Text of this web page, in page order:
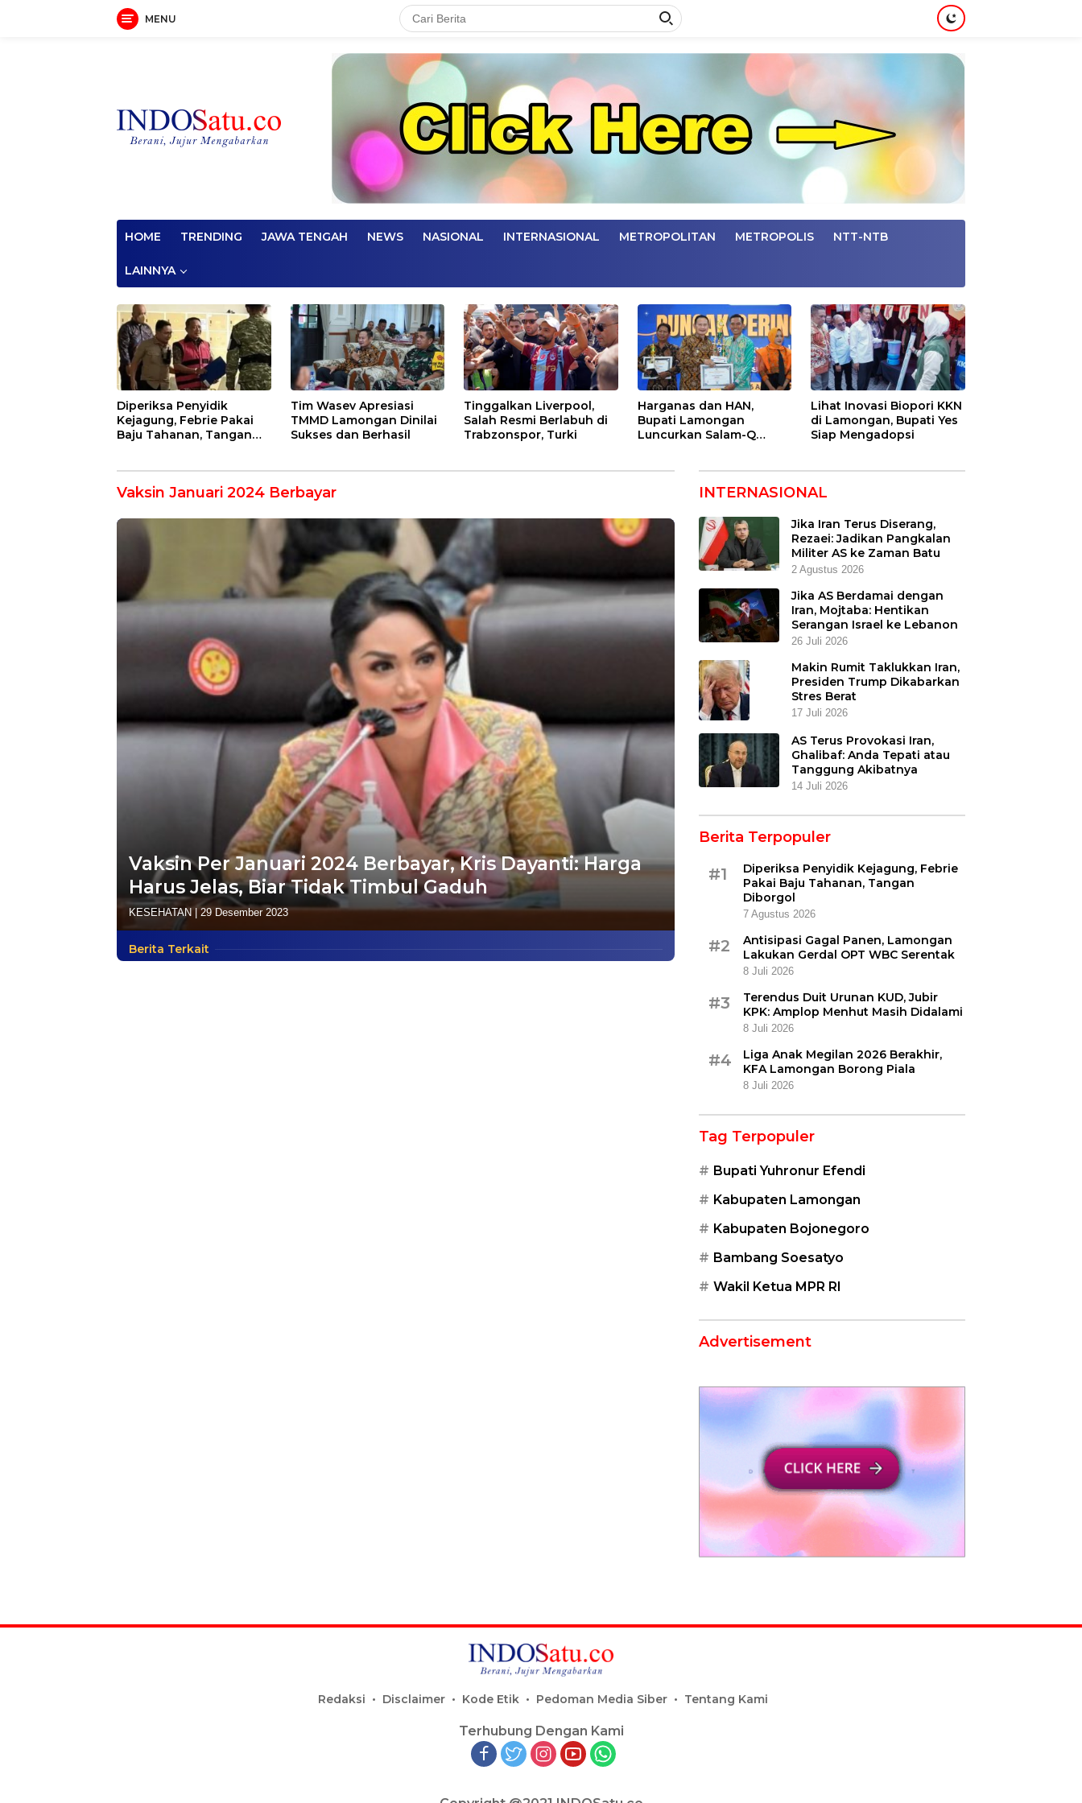
MENU
HOME TRENDING JAWA TENGAH NEWS NASIONAL INTERNASIONAL METROPOLITAN METROPOLIS NTT-NTB
LAINNYA
Diperiksa Penyidik
Kejagung, Febrie Pakai
Baju Tahanan, Tangan
Tim Wasev Apresiasi
TMMD Lamongan Dinilai
Sukses dan Berhasil
Tinggalkan Liverpool,
Salah Resmi Berlabuh di
Trabzonspor, Turki
Harganas dan HAN,
Bupati Lamongan
Luncurkan Salam-Q
Lihat Inovasi Biopori KKN
di Lamongan, Bupati Yes
Siap Mengadopsi
Vaksin Januari 2024 Berbayar
Vaksin Per Januari 2024 Berbayar, Kris Dayanti: Harga
Harus Jelas, Biar Tidak Timbul Gaduh
KESEHATAN|29 Desember 2023
Berita Terkait
INTERNASIONAL
Jika Iran Terus Diserang,
Rezaei: Jadikan Pangkalan
Militer AS ke Zaman Batu
2 Agustus 2026
Jika AS Berdamai dengan
Iran, Mojtaba: Hentikan
Serangan Israel ke Lebanon
26 Juli 2026
Makin Rumit Taklukkan Iran,
Presiden Trump Dikabarkan
Stres Berat
17 Juli 2026
AS Terus Provokasi Iran,
Ghalibaf: Anda Tepati atau
Tanggung Akibatnya
14 Juli 2026
Berita Terpopuler
#1
Diperiksa Penyidik Kejagung, Febrie
Pakai Baju Tahanan, Tangan
Diborgol
7 Agustus 2026
#2
Antisipasi Gagal Panen, Lamongan
Lakukan Gerdal OPT WBC Serentak
8 Juli 2026
#3
Terendus Duit Urunan KUD, Jubir
KPK: Amplop Menhut Masih Didalami
8 Juli 2026
#4
Liga Anak Megilan 2026 Berakhir,
KFA Lamongan Borong Piala
8 Juli 2026
Tag Terpopuler
Bupati Yuhronur Efendi
Kabupaten Lamongan
Kabupaten Bojonegoro
Bambang Soesatyo
Wakil Ketua MPR RI
Advertisement
Redaksi Disclaimer Kode Etik Pedoman Media Siber Tentang Kami
Terhubung Dengan Kami